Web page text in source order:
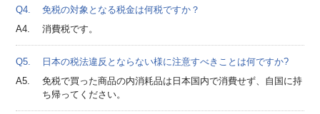
Q4.
免税の対象となる税金は何税ですか？
A4.
消費税です。
Q5.
日本の税法違反とならない様に注意すべきことは何ですか?
A5.
免税で買った商品の内消耗品は日本国内で消費せず、自国に持
ち帰ってください。